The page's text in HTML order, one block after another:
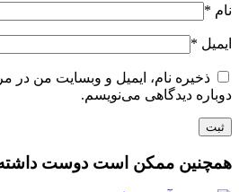
نام *
ایمیل *
ذخیره نام، ایمیل و وبسایت من در
دوباره دیدگاهی می‌نویسم.
همچنین ممکن است دوست داشته